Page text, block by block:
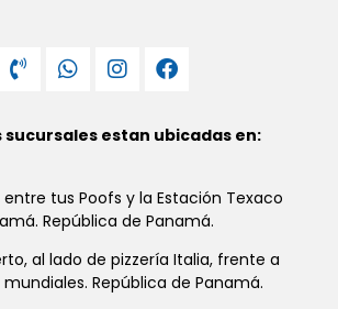
sucursales estan ubicadas en:
entre tus Poofs y la Estación Texaco
República de Panamá.
al lado de pizzería Italia, frente a
República de Panamá.